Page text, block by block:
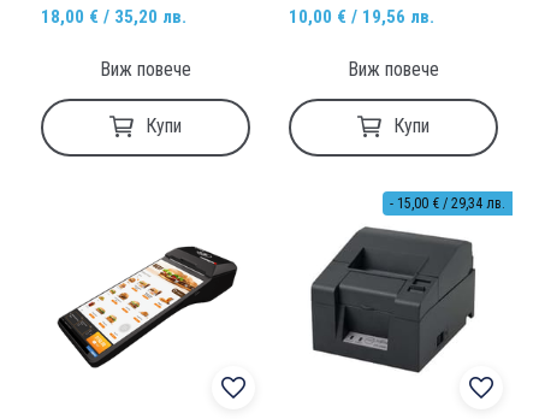
18,00 € / 35,20 лв.
Купи
Виж повече
10,00 € / 19,56 лв.
Купи
Виж повече
- 15,00 € / 29,34 лв.